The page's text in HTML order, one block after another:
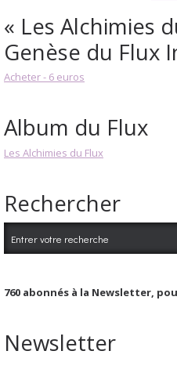
« Les Alchimies
Genèse du Flux
Acheter - 6 euros
Album du Flux
Les Alchimies du Flux
Rechercher
760 abonnés à la Newsletter,
Newsletter